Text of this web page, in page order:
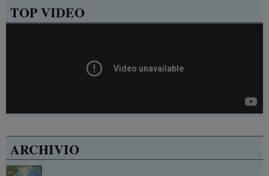
TOP VIDEO
ARCHIVIO